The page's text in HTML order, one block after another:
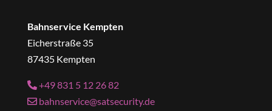
Bahnservice Kempten
Eicherstraße 35
87435 Kempten
+49 831 5 12 26 82
bahnservice@satsecurity.de